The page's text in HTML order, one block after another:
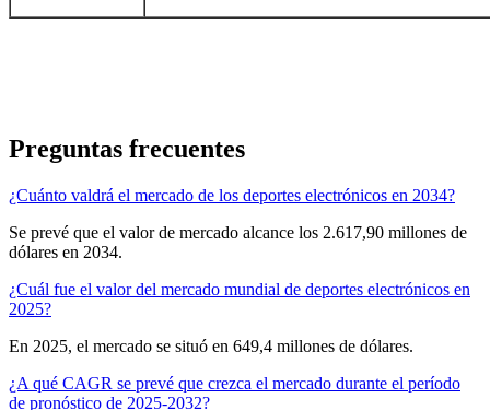
Preguntas frecuentes
¿Cuánto valdrá el mercado de los deportes electrónicos en 2034?
Se prevé que el valor de mercado alcance los 2.617,90 millones de
dólares en 2034.
¿Cuál fue el valor del mercado mundial de deportes electrónicos en
2025?
En 2025, el mercado se situó en 649,4 millones de dólares.
¿A qué CAGR se prevé que crezca el mercado durante el período
de pronóstico de 2025-2032?